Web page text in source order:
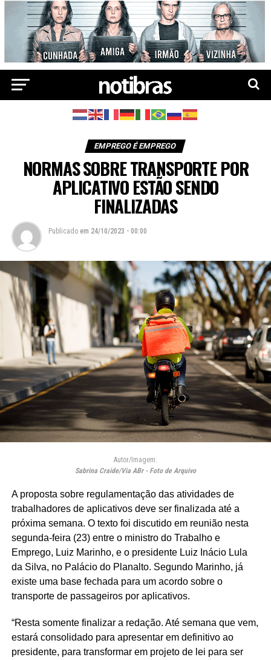
EMPREGO É EMPREGO
NORMAS SOBRE TRANSPORTE POR
APLICATIVO ESTÃO SENDO
FINALIZADAS
Publicado em 24/10/2023 - 00:00
Autor/Imagem:
Sabrina Craide/Via ABr - Foto de Arquivo
A proposta sobre regulamentação das atividades de
trabalhadores de aplicativos deve ser finalizada até a
próxima semana. O texto foi discutido em reunião nesta
segunda-feira (23) entre o ministro do Trabalho e
Emprego, Luiz Marinho, e o presidente Luiz Inácio Lula
da Silva, no Palácio do Planalto. Segundo Marinho, já
existe uma base fechada para um acordo sobre o
transporte de passageiros por aplicativos.
“Resta somente finalizar a redação. Até semana que vem,
estará consolidado para apresentar em definitivo ao
presidente, para transformar em projeto de lei para ser